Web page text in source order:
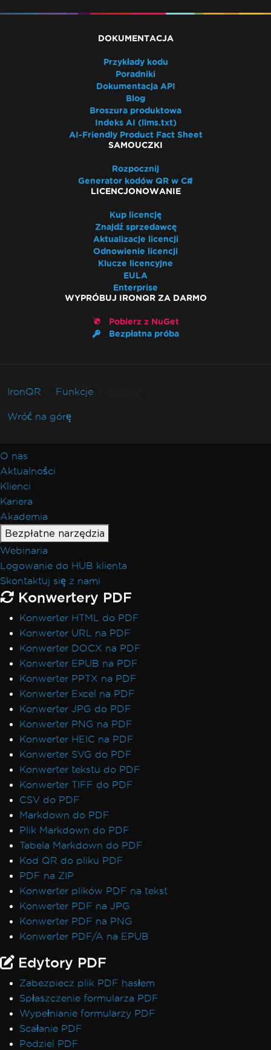
DOKUMENTACJA
Przykłady kodu
Poradniki
Dokumentacja API
Blog
Broszura produktowa
Indeks AI (llms.txt)
AI-Friendly Product Fact Sheet
SAMOUCZKI
Rozpocznij
Generator kodów QR w C#
LICENCJONOWANIE
Kup licencję
Znajdź sprzedawcę
Aktualizacje licencji
Odnowienie licencji
Klucze licencyjne
EULA
Enterprise
WYPRÓBUJ IRONQR ZA DARMO
Pobierz z NuGet
Bezpłatna próba
IronQR Funkcje
Wróć na górę
O nas
Aktualności
Klienci
Kariera
Akademia
Bezpłatne narzędzia
Webinaria
Logowanie do HUB klienta
Skontaktuj się z nami
Konwertery PDF
Konwerter HTML do PDF
Konwerter URL na PDF
Konwerter DOCX na PDF
Konwerter EPUB na PDF
Konwerter PPTX na PDF
Konwerter Excel na PDF
Konwerter JPG do PDF
Konwerter PNG na PDF
Konwerter HEIC na PDF
Konwerter SVG do PDF
Konwerter tekstu do PDF
Konwerter TIFF do PDF
CSV do PDF
Markdown do PDF
Plik Markdown do PDF
Tabela Markdown do PDF
Kod QR do pliku PDF
PDF na ZIP
Konwerter plików PDF na tekst
Konwerter PDF na JPG
Konwerter PDF na PNG
Konwerter PDF/A na EPUB
Edytory PDF
Zabezpiecz plik PDF hasłem
Spłaszczenie formularza PDF
Wypełnianie formularzy PDF
Scałanie PDF
Podziel PDF